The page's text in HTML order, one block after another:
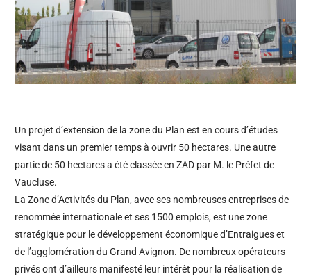
Un projet d’extension de la zone du Plan est en cours d’études
visant dans un premier temps à ouvrir 50 hectares. Une autre
partie de 50 hectares a été classée en ZAD par M. le Préfet de
Vaucluse.
La Zone d’Activités du Plan, avec ses nombreuses entreprises de
renommée internationale et ses 1500 emplois, est une zone
stratégique pour le développement économique d’Entraigues et
de l’agglomération du Grand Avignon. De nombreux opérateurs
privés ont d’ailleurs manifesté leur intérêt pour la réalisation de